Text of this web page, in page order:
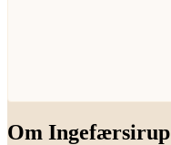
Om Ingefærsirup